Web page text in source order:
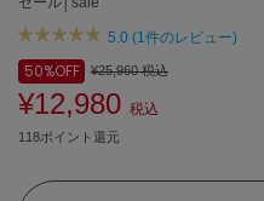
Ballelite
BANDOLIER
バンドリヤー
Barbour
5.0 (1件のレビュー)
50%OFF ¥25,960税込
¥12,980 税込
118ポイント還元